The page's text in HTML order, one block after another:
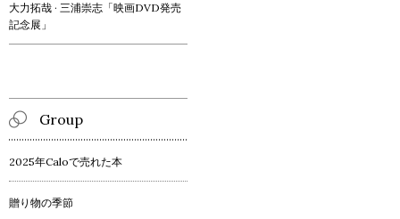
大力拓哉 · 三浦崇志「映画DVD発売
記念展」
Group
2025年Caloで売れた本
贈り物の季節